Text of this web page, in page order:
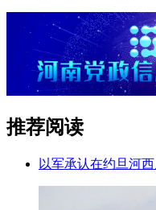
推荐阅读
以军承认在约旦河